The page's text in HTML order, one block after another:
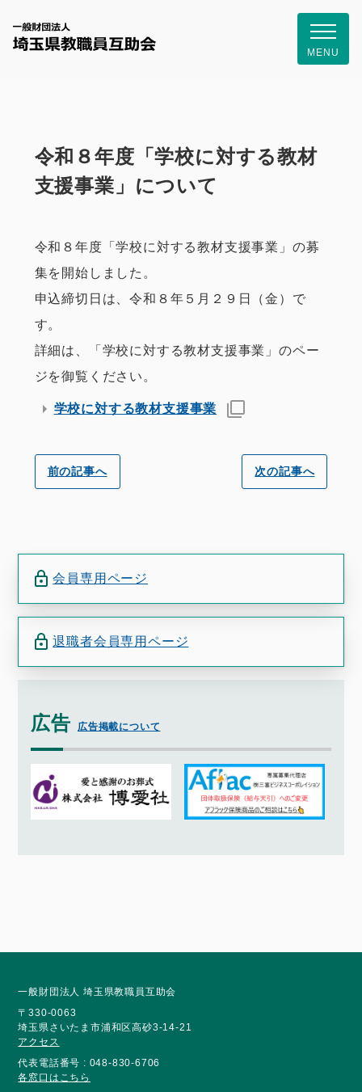
一般財団
MENU
令和８年度「学校に対する教材
支援事業」について
令和８年度「学校に対する教材支援事業」の募
集を開始しました。
申込締切日は、令和８年５月２９日（金）で
す。
詳細は、「学校に対する教材支援事業」のペー
ジを御覧ください。
学校に対する教材支援事業
前の記事へ 次の記事へ
会員専用ページ
退職者会員専用ページ
広告 広告掲載について
一般財団法人 埼玉県教職員互助会
〒330-0063
埼玉県さいたま市浦和区高砂3-14-21
アクセス
代表電話番号 : 048-830-6706
各窓口はこちら